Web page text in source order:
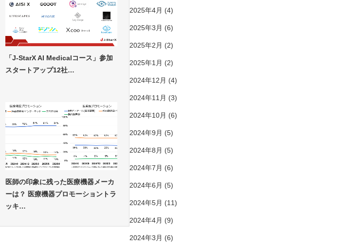
「J-StarX AI Medicalコース」参加
スタートアップ12社…
医師の印象に残った医療機器メーカ
ーは？ 医療機器プロモーショントラ
ッキ…
2025年4月 (4)
2025年3月 (6)
2025年2月 (2)
2025年1月 (2)
2024年12月 (4)
2024年11月 (3)
2024年10月 (6)
2024年9月 (5)
2024年8月 (5)
2024年7月 (6)
2024年6月 (5)
2024年5月 (11)
2024年4月 (9)
2024年3月 (6)